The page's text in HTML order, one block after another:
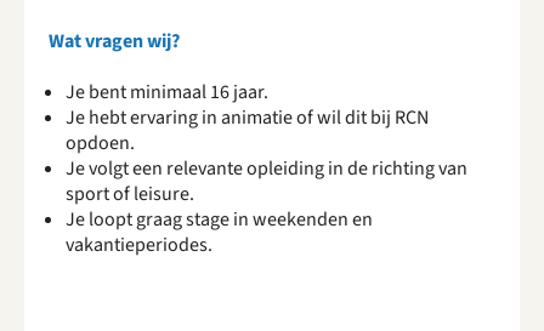
Wat vragen wij?
Je bent minimaal 16 jaar.
Je hebt ervaring in animatie of wil dit bij RCN
opdoen.
Je volgt een relevante opleiding in de richting van
sport of leisure.
Je loopt graag stage in weekenden en
vakantieperiodes.